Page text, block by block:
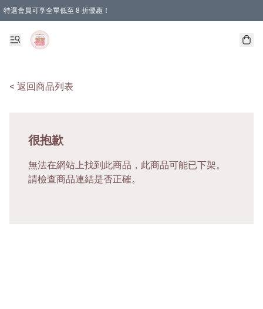
特選會員可享全單低至 8 折優惠！
< 返回商品列表
很抱歉
無法在網站上找到此商品，此商品可能已下架。
請檢查商品連結是否正確。